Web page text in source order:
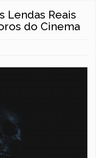
Lendas Reais
do Cinema